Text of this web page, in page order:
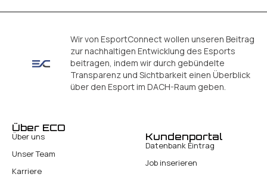
Wir von EsportConnect wollen unseren Beitrag
zur nachhaltigen Entwicklung des Esports
beitragen, indem wir durch gebündelte
Transparenz und Sichtbarkeit einen Überblick
über den Esport im DACH-Raum geben.
Über ECO
Über uns
Unser Team
Karriere
Kundenportal
Datenbank Eintrag
Job inserieren